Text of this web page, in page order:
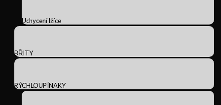
Uchycení lžíce
BŘITY
RÝCHLOUPÍNAKY